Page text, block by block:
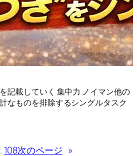
記載していく 集中力 ノイマン他の
なものを排除するシングルタスク
108次のページ »